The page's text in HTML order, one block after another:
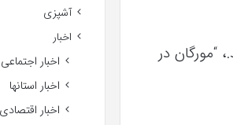
آشپزی
اخبار
اخبار اجتماعی
اخبار استانها
اخبار اقتصادی